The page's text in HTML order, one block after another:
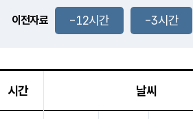
2.2m/s
-
이전자료 -12시간 -3시간
시간 날씨